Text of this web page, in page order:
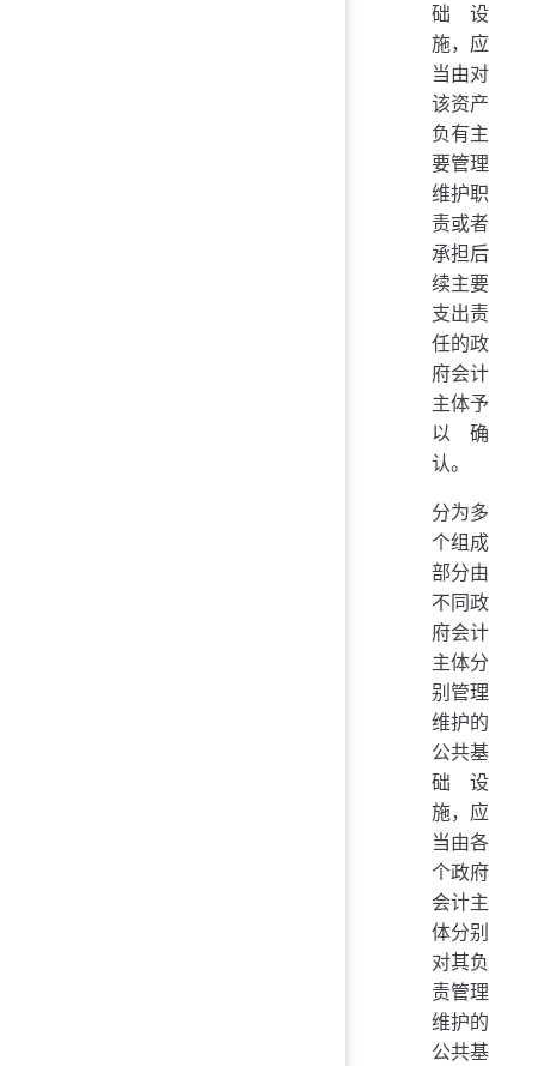
础设
施，应
当由对
该资产
负有主
要管理
维护职
责或者
承担后
续主要
支出责
任的政
府会计
主体予
以确
认。
分为多
个组成
部分由
不同政
府会计
主体分
别管理
维护的
公共基
础设
施，应
当由各
个政府
会计主
体分别
对其负
责管理
维护的
公共基